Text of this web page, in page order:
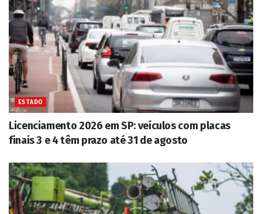
ESTADO
Licenciamento 2026 em SP: veículos com placas
finais 3 e 4 têm prazo até 31 de agosto